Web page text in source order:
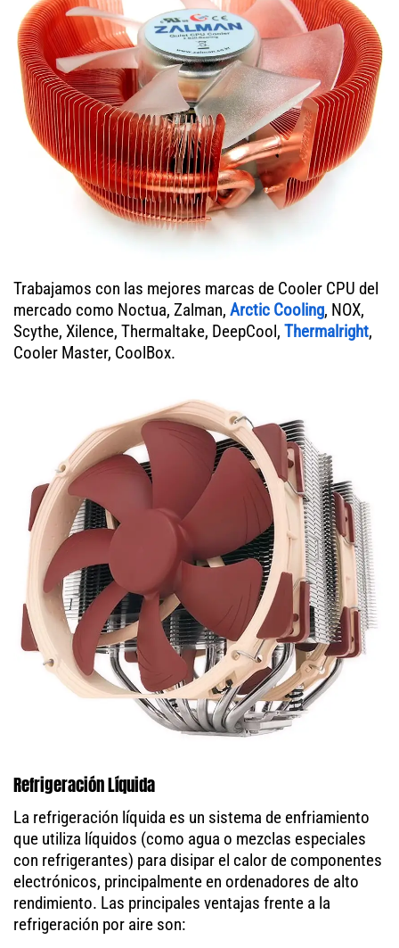
Trabajamos con las mejores marcas de Cooler CPU del
mercado como Noctua, Zalman, Arctic Cooling, NOX,
Scythe, Xilence, Thermaltake, DeepCool, Thermalright,
Cooler Master, CoolBox.
Refrigeración Líquida
La refrigeración líquida es un sistema de enfriamiento
que utiliza líquidos (como agua o mezclas especiales
con refrigerantes) para disipar el calor de componentes
electrónicos, principalmente en ordenadores de alto
rendimiento. Las principales ventajas frente a la
refrigeración por aire son: